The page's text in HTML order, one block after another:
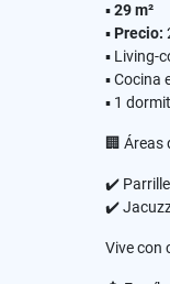
▪️29 m²
▪️Precio:
▪️ Living-
▪️ Cocina
▪️ 1
🏢 Áreas
✔️
✔️
Vive con